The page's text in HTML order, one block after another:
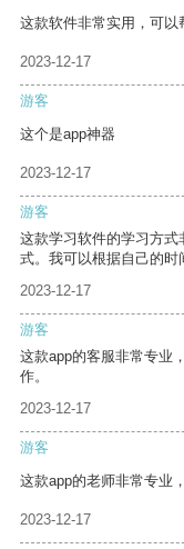
这款软件非常实用，可以
2023-12-17
游客
这个是app神器
2023-12-17
游客
这款学习软件的学习方
式。我可以根据自己的时
2023-12-17
游客
这款app的客服非常专业
作。
2023-12-17
游客
这款app的老师非常专业
2023-12-17